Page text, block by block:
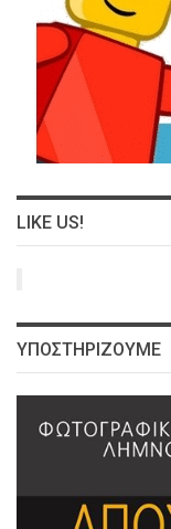
LIKE US!
ΥΠΟΣΤΗΡΙΖΟΥΜΕ